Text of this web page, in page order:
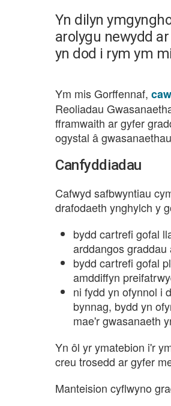
Yn dilyn
arolygu newydd
yn dod i rym ym
Ym mis Gorffennaf,
Reoliadau
fframwaith ar gyfer
ogystal â
Canfyddiadau
Cafwyd safbwyntiau
drafodaeth ynghylch y
bydd cartrefi gofal
arddangos
bydd cartrefi gofal
amddiffyn
ni fydd yn ofynnol i
bynnag, bydd yn
mae'r gwasanaeth
Yn ôl yr ymatebion i'r
creu trosedd ar gyfer
Manteision cyflwyno